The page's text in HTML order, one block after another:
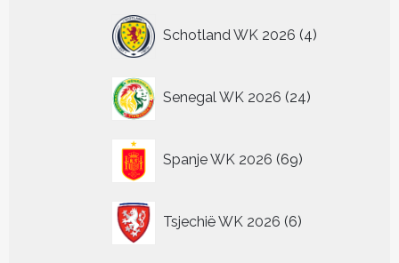
Schotland WK 2026 4
producten
Senegal WK 2026 24
producten
Spanje WK 2026 69
producten
Tsjechië WK 2026 6
producten